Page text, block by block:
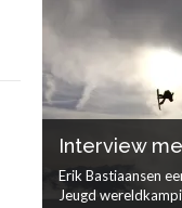
Interview
Erik Bastiaansen
Jeugd